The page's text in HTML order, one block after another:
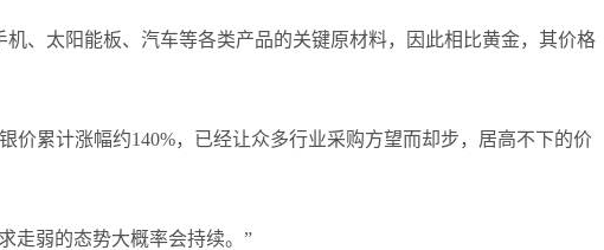
、太阳能板、汽车等各类产品的关键原材料，因此相比黄金，其价格
价累计涨幅约140%，已经让众多行业采购方望而却步，居高不下的价
走弱的态势大概率会持续。”